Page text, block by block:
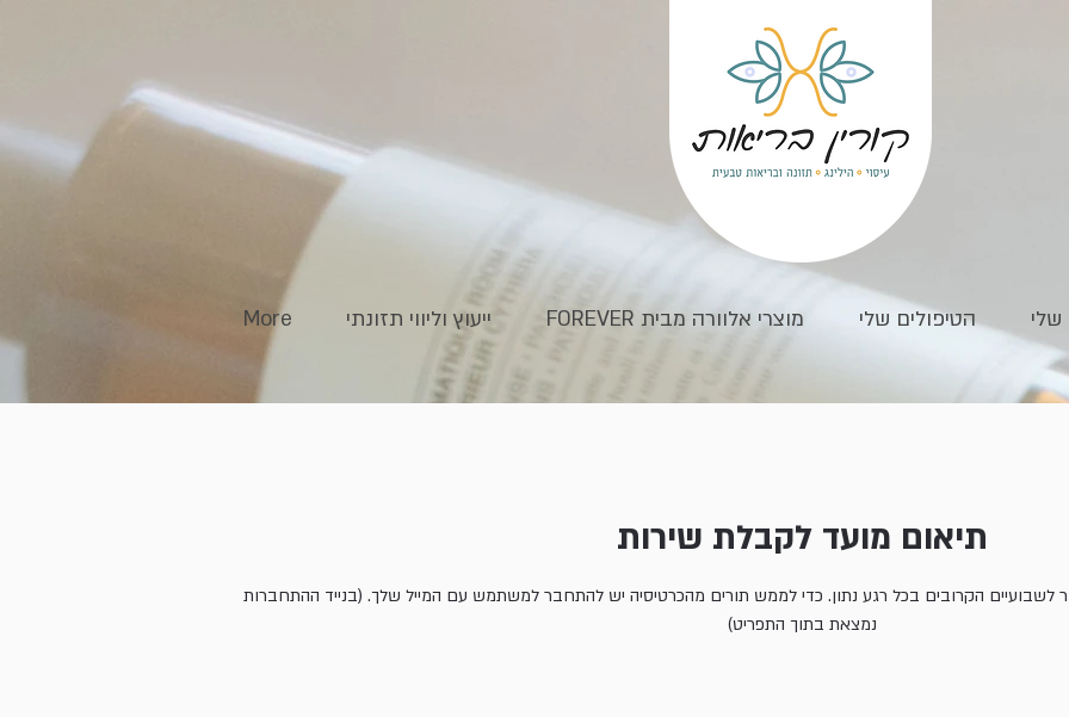
שלי הטיפולים שלי מוצרי אלוורה מבית FOREVER ייעוץ וליווי תזונתי More
תיאום מועד לקבלת שירות
תור לשבועיים הקרובים בכל רגע נתון. כדי לממש תורים מהכרטיסיה יש להתחבר למשתמש עם המייל שלך. (בנייד ההתחברות
נמצאת בתוך התפריט)